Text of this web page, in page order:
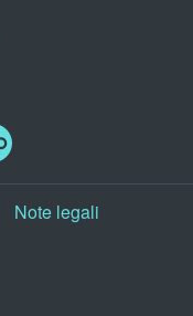
Note legali